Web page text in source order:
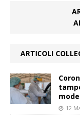
ARTICOLI
12